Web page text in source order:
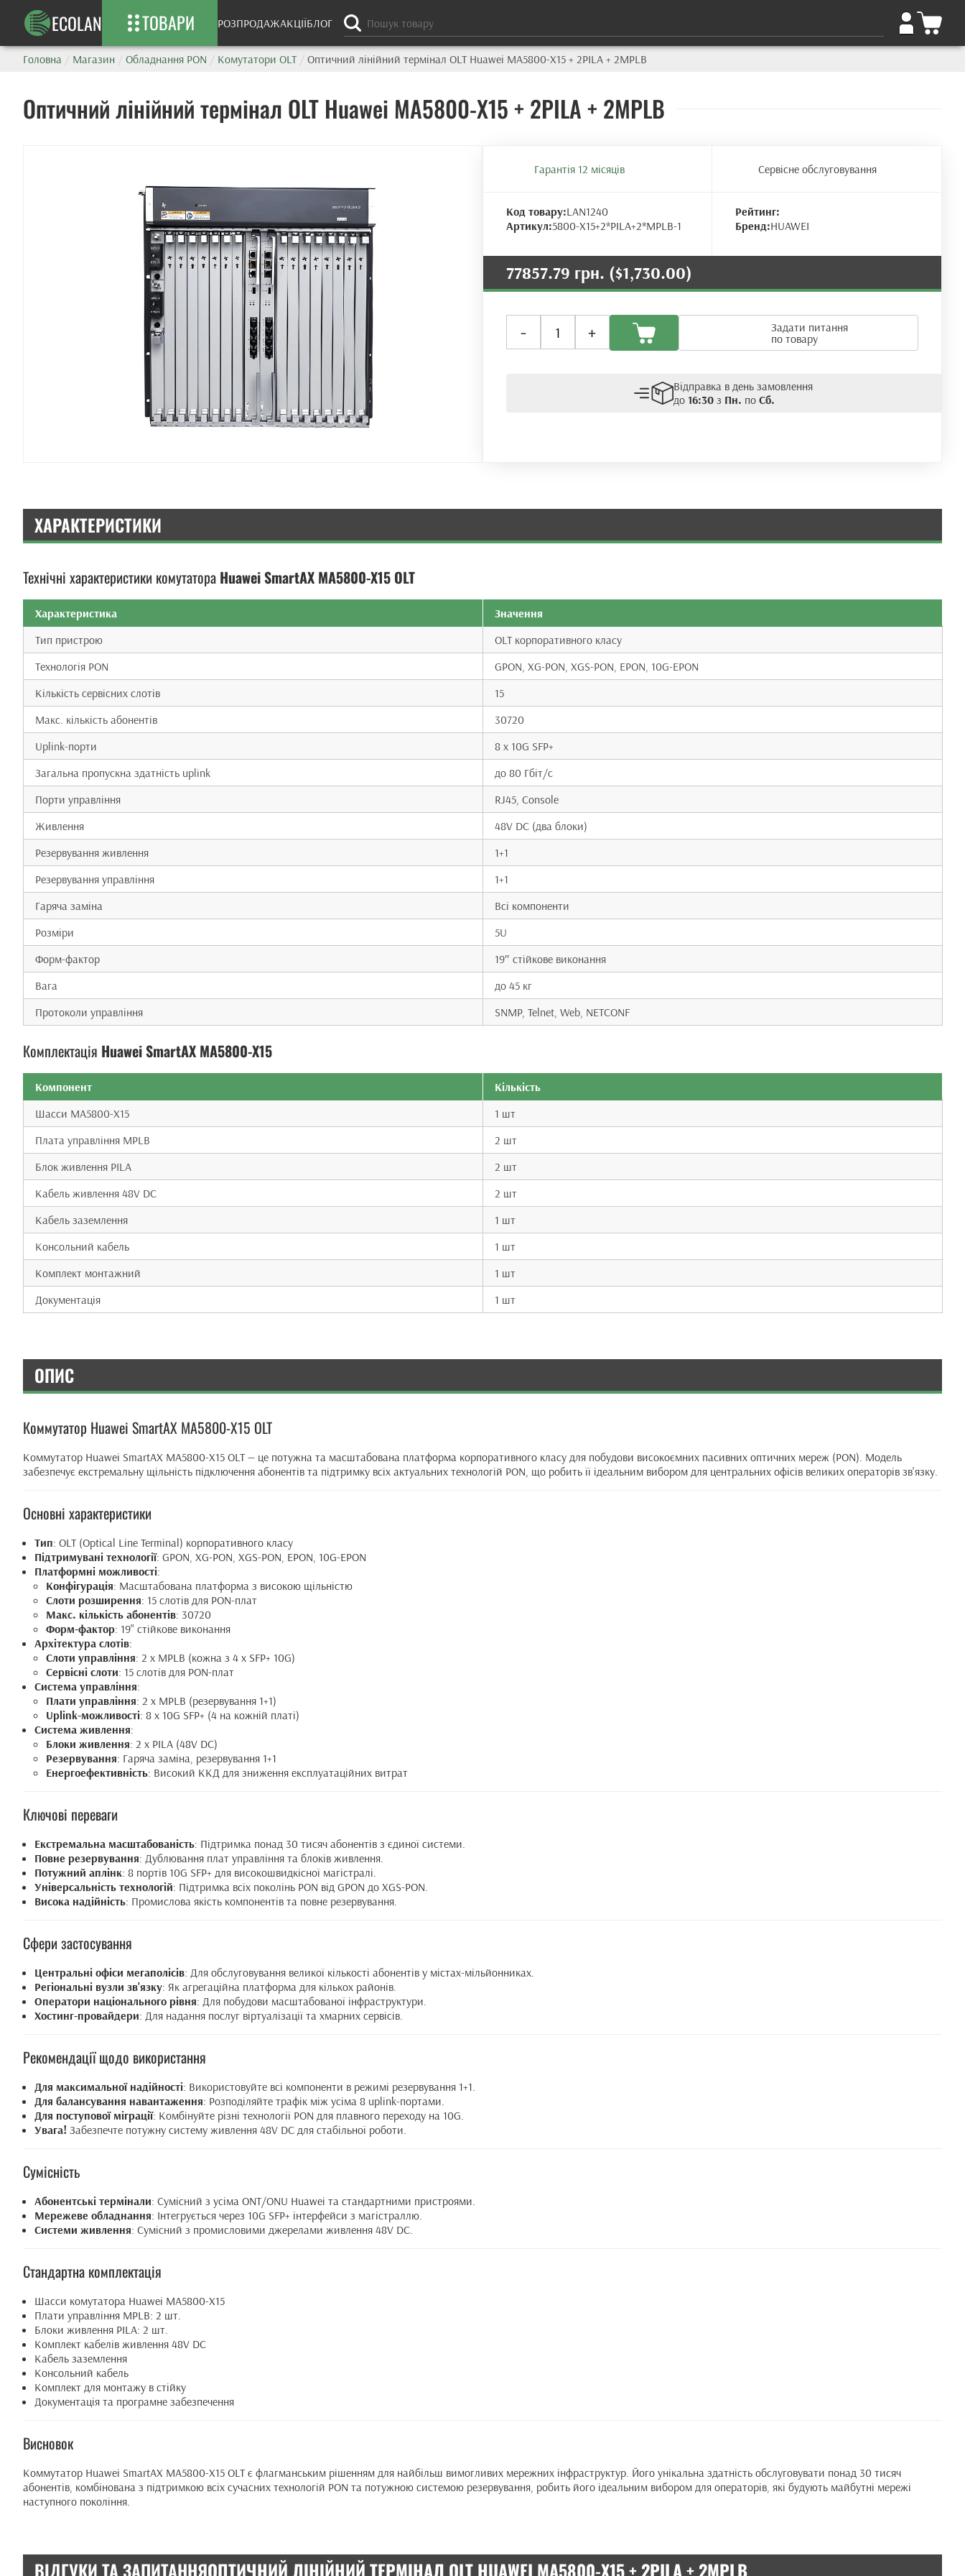
ECOLAN ТОВАРИ РОЗПРОДАЖАКЦІЇБЛОГ
Головна / Магазин / Обладнання PON / Комутатори OLT / Оптичний лінійний термінал OLT Huawei MA5800-X15 + 2PILA + 2MPLB
Оптичний лінійний термінал OLT Huawei MA5800-X15 + 2PILA + 2MPLB
Гарантія 12 місяців Сервісне обслуговування
Код товару:LAN1240
Артикул:5800-X15+2*PILA+2*MPLB-1
Рейтинг:
Бренд:HUAWEI
77857.79 грн. ($1,730.00)
-
лінійний
термінал
+
Задати питання
по товару
Відправка в день замовлення
до16:30 з Пн. поСб.
ХАРАКТЕРИСТИКИ
Технічні характеристики комутатора Huawei SmartAX MA5800-X15 OLT
Характеристика
Значення
Тип пристрою
OLT корпоративного класу
Технологія PON
GPON, XG-PON, XGS-PON, EPON, 10G-EPON
Кількість сервісних слотів
15
Макс. кількість абонентів
30720
Uplink-порти
8 x 10G SFP+
Загальна пропускна здатність uplink
до 80 Гбіт/с
Порти управління
RJ45, Console
Живлення
48V DC (два блоки)
Резервування живлення
1+1
Резервування управління
1+1
Гаряча заміна
Всі компоненти
Розміри
5U
Форм-фактор
19″ стійкове виконання
Вага
до 45 кг
Протоколи управління
SNMP, Telnet, Web, NETCONF
Комплектація Huawei SmartAX MA5800-X15
Компонент
Кількість
Шасси MA5800-X15
1 шт
Плата управління MPLB
2 шт
Блок живлення PILA
2 шт
Кабель живлення 48V DC
2 шт
Кабель заземлення
1 шт
Консольний кабель
1 шт
Комплект монтажний
1 шт
Документація
1 шт
ОПИС
Коммутатор Huawei SmartAX MA5800-X15 OLT
Коммутатор Huawei SmartAX MA5800-X15 OLT — це потужна та масштабована платформа корпоративного класу для побудови високоємних пасивних оптичних мереж (PON). Модель
забезпечує екстремальну щільність підключення абонентів та підтримку всіх актуальних технологій PON, що робить її ідеальним вибором для центральних офісів великих операторів зв'язку.
Основні характеристики
Тип: OLT (Optical Line Terminal) корпоративного класу
Підтримувані технології: GPON, XG-PON, XGS-PON, EPON, 10G-EPON
Платформні можливості:
Конфігурація: Масштабована платформа з високою щільністю
Слоти розширення: 15 слотів для PON-плат
Макс. кількість абонентів: 30720
Форм-фактор: 19" стійкове виконання
Архітектура слотів:
Слоти управління: 2 x MPLB (кожна з 4 x SFP+ 10G)
Сервісні слоти: 15 слотів для PON-плат
Система управління:
Плати управління: 2 x MPLB (резервування 1+1)
Uplink-можливості: 8 x 10G SFP+ (4 на кожній платі)
Система живлення:
Блоки живлення: 2 x PILA (48V DC)
Резервування: Гаряча заміна, резервування 1+1
Енергоефективність: Високий ККД для зниження експлуатаційних витрат
Ключові переваги
Екстремальна масштабованість: Підтримка понад 30 тисяч абонентів з єдиної системи.
Повне резервування: Дублювання плат управління та блоків живлення.
Потужний аплінк: 8 портів 10G SFP+ для високошвидкісної магістралі.
Універсальність технологій: Підтримка всіх поколінь PON від GPON до XGS-PON.
Висока надійність: Промислова якість компонентів та повне резервування.
Сфери застосування
Центральні офіси мегаполісів: Для обслуговування великої кількості абонентів у містах-мільйонниках.
Регіональні вузли зв'язку: Як агрегаційна платформа для кількох районів.
Оператори національного рівня: Для побудови масштабованої інфраструктури.
Хостинг-провайдери: Для надання послуг віртуалізації та хмарних сервісів.
Рекомендації щодо використання
Для максимальної надійності: Використовуйте всі компоненти в режимі резервування 1+1.
Для балансування навантаження: Розподіляйте трафік між усіма 8 uplink-портами.
Для поступової міграції: Комбінуйте різні технології PON для плавного переходу на 10G.
Увага! Забезпечте потужну систему живлення 48V DC для стабільної роботи.
Сумісність
Абонентські термінали: Сумісний з усіма ONT/ONU Huawei та стандартними пристроями.
Мережеве обладнання: Інтегрується через 10G SFP+ інтерфейси з магістраллю.
Системи живлення: Сумісний з промисловими джерелами живлення 48V DC.
Стандартна комплектація
Шасси комутатора Huawei MA5800-X15
Плати управління MPLB: 2 шт.
Блоки живлення PILA: 2 шт.
Комплект кабелів живлення 48V DC
Кабель заземлення
Консольний кабель
Комплект для монтажу в стійку
Документація та програмне забезпечення
Висновок
Коммутатор Huawei SmartAX MA5800-X15 OLT є флагманським рішенням для найбільш вимогливих мережних інфраструктур. Його унікальна здатність обслуговувати понад 30 тисяч
абонентів, комбінована з підтримкою всіх сучасних технологій PON та потужною системою резервування, робить його ідеальним вибором для операторів, які будують майбутні мережі
наступного покоління.
ВІДГУКИ ТА ЗАПИТАННЯОПТИЧНИЙ ЛІНІЙНИЙ ТЕРМІНАЛ OLT HUAWEI MA5800-X15 + 2PILA + 2MPLB